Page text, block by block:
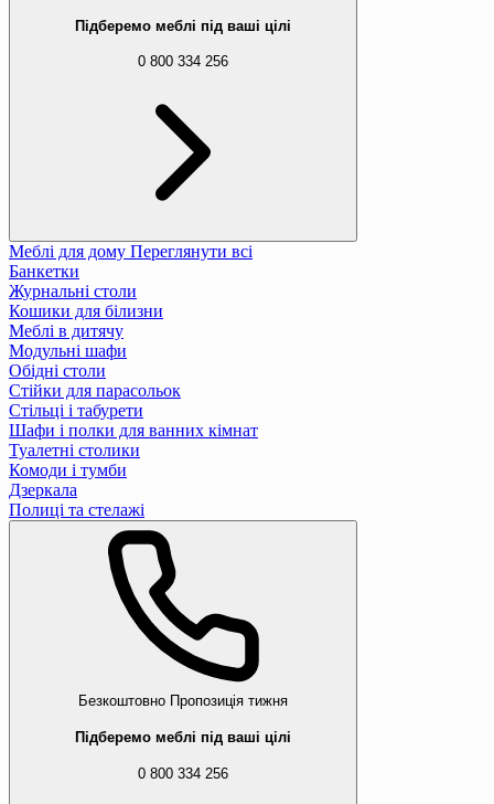
Підберемо меблі під ваші цілі
0 800 334 256
Меблі для дому Переглянути всі
Банкетки
Журнальні столи
Кошики для білизни
Меблі в дитячу
Модульні шафи
Обідні столи
Стійки для парасольок
Стільці і табурети
Шафи і полки для ванних кімнат
Туалетні столики
Комоди і тумби
Дзеркала
Полиці та стелажі
Безкоштовно Пропозиція тижня
Підберемо меблі під ваші цілі
0 800 334 256